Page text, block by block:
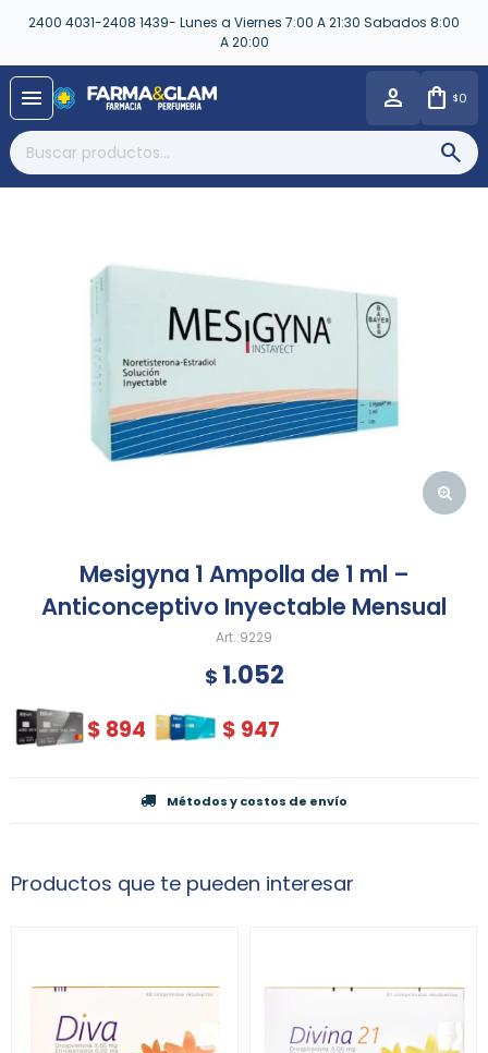
2400 4031-2408 1439- Lunes a Viernes 7:00 A 21:30 Sabados 8:00
A 20:00
menu $0
Mesigyna 1 Ampolla de 1 ml –
Anticonceptivo Inyectable Mensual
9229
$ 1.052
$ 894 $ 947
Métodos y costos de envío
Productos que te pueden interesar